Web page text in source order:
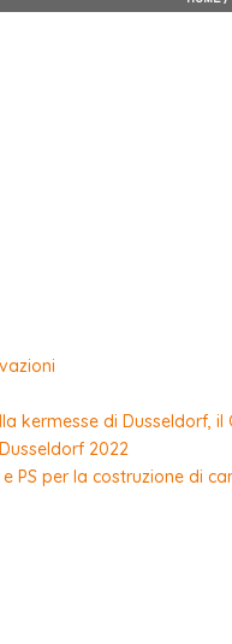
kermesse di Dusseldorf, il
2022
PS per la costruzione di